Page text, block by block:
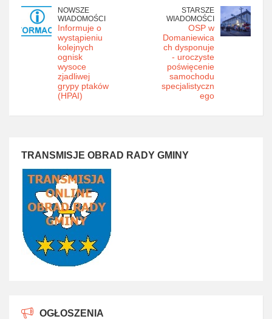
NOWSZE
WIADOMOŚCI
Informuje o
wystąpieniu
kolejnych
ognisk
wysoce
zjadliwej
grypy ptaków
(HPAI)
STARSZE
WIADOMOŚCI
OSP w
Domaniewica
ch dysponuje
- uroczyste
poświęcenie
samochodu
specjalistyczn
ego
TRANSMISJE OBRAD RADY GMINY
OGŁOSZENIA